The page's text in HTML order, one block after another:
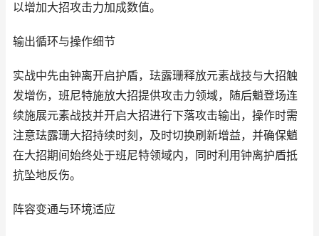
以增加大招攻击力加成数值。
输出循环与操作细节
实战中先由钟离开启护盾，珐露珊释放元素战技与大招触
发增伤，班尼特施放大招提供攻击力领域，随后魈登场连
续施展元素战技并开启大招进行下落攻击输出，操作时需
注意珐露珊大招持续时刻，及时切换刷新增益，并确保魈
在大招期间始终处于班尼特领域内，同时利用钟离护盾抵
抗坠地反伤。
阵容变通与环境适应